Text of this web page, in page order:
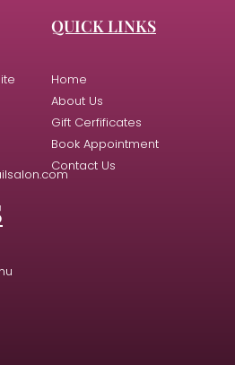
QUICK LINKS
Home
About Us
Gift Cerfificates
Book Appointment
Contact Us